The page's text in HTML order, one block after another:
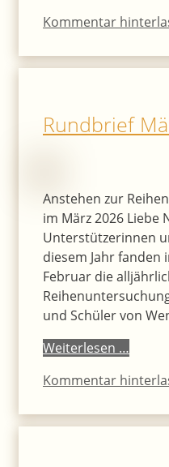
Kommentar
Rundbrief
Anstehen zur
im März 2026 Liebe
Unterstützerinnen
diesem Jahr fanden
Februar die
und Schüler von
Weiterlesen …
Kommentar